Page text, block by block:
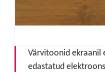
Värvitoonid ekraanil
edastatud